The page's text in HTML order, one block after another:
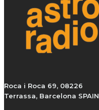
Roca i Roca 69, 08226
Terrassa, Barcelona SPAIN